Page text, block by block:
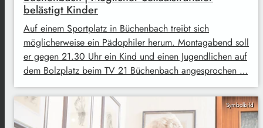
belästigt Kinder
Auf einem Sportplatz in Büchenbach treibt sich
möglicherweise ein Pädophiler herum. Montagabend soll
er gegen 21.30 Uhr ein Kind und einen Jugendlichen auf
dem Bolzplatz beim TV 21 Büchenbach angesprochen …
Symbolbild